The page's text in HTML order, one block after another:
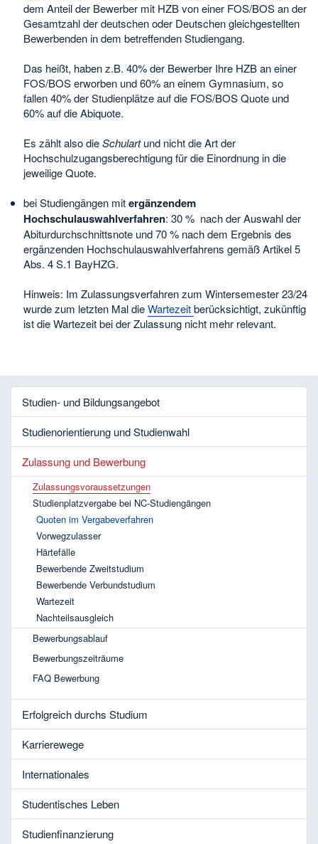
dem Anteil der Bewerber mit HZB von einer FOS/BOS an der
Gesamtzahl der deutschen oder Deutschen gleichgestellten
Bewerbenden in dem betreffenden Studiengang.
Das heißt, haben z.B. 40% der Bewerber Ihre HZB an einer
FOS/BOS erworben und 60% an einem Gymnasium, so
fallen 40% der Studienplätze auf die FOS/BOS Quote und
60% auf die Abiquote.
Es zählt also dieSchulartund nicht die Art der
Hochschulzugangsberechtigung für die Einordnung in die
jeweilige Quote.
bei Studiengängen mitergänzendem
Hochschulauswahlverfahren: 30 % nach der Auswahl der
Abiturdurchschnittsnote und 70 % nach dem Ergebnis des
ergänzenden Hochschulauswahlverfahrens gemäß Artikel 5
Abs. 4 S.1 BayHZG.
Hinweis: Im Zulassungsverfahren zum Wintersemester 23/24
wurde zum letzten Mal dieWartezeitberücksichtigt, zukünftig
ist die Wartezeit bei der Zulassung nicht mehr relevant.
Studien- und Bildungsangebot
Studienorientierung und Studienwahl
Zulassung und Bewerbung
Zulassungsvoraussetzungen
Studienplatzvergabe bei NC-Studiengängen
Quoten im Vergabeverfahren
Vorwegzulasser
Härtefälle
Bewerbende Zweitstudium
Bewerbende Verbundstudium
Wartezeit
Nachteilsausgleich
Bewerbungsablauf
Bewerbungszeiträume
FAQ Bewerbung
Erfolgreich durchs Studium
Karrierewege
Internationales
Studentisches Leben
Studienfinanzierung